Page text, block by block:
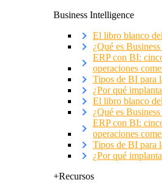
Business Intelligence
El libro blanco
¿Qué es
ERP con BI:
operaciones
Tipos de BI para
¿Por qué
El libro blanco
¿Qué es
ERP con BI:
operaciones
Tipos de BI para
¿Por qué
+Recursos